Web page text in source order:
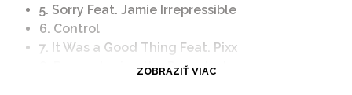
5. Sorry Feat. Jamie Irrepressible
6. Control
7. It Was a Good Thing Feat. Pixx
8. Remembering the Departed
ZOBRAZIŤ VIAC